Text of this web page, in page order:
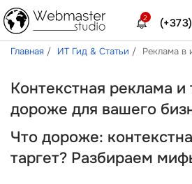
2
Главная ИТ Гид & Статьи Реклама в
Контекстная реклама и
дороже для вашего
Что дороже:
таргет? Разбираем